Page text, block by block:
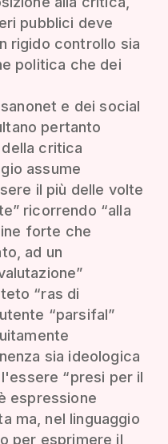
pubblici deve
rigido controllo sia
politica che dei
e dei social
pertanto
critica
assume
il più delle volte
ricorrendo “alla
forte che
ad un
“ras di
“parsifal”
sia ideologica
“presi per il
espressione
ma, nel linguaggio
per esprimere il